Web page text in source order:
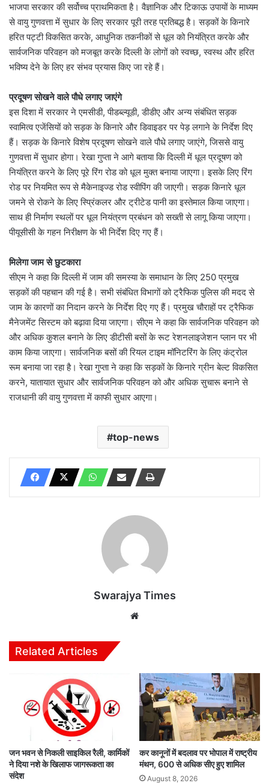
भाजपा सरकार की सर्वोच्च प्राथमिकता है। वैज्ञानिक और टिकाऊ उपायों के माध्यम
से वायु गुणवत्ता में सुधार के लिए सरकार पूरी तरह प्रतिबद्ध है। सड़कों के किनारे
हरित पट्टी विकसित करके, आधुनिक तकनीकों से धूल को नियंत्रित करके और
सार्वजनिक परिवहन को मजबूत करके दिल्ली के लोगों को स्वच्छ, स्वस्थ और हरित
भविष्य देने के लिए हर संभव प्रयास किए जा रहे हैं।
प्रदूषण सोखने वाले पौधे लगाए जाएंगे
इस दिशा में सरकार ने एमसीडी, पीडब्ल्यूडी, डीडीए और अन्य संबंधित सड़क
स्वामित्व एजेंसियों को सड़क के किनारे और डिवाइडर पर पेड़ लगाने के निर्देश दिए
हैं। सड़क के किनारे विशेष प्रदूषण सोखने वाले पौधे लगाए जाएंगे, जिससे वायु
गुणवत्ता में सुधार होगा। रेखा गुप्ता ने आगे बताया कि दिल्ली में धूल प्रदूषण को
नियंत्रित करने के लिए पूरे रिंग रोड को धूल मुक्त बनाया जाएगा। इसके लिए रिंग
रोड पर नियमित रूप से मैकेनाइज्ड रोड स्वीपिंग की जाएगी। सड़क किनारे धूल
जमने से रोकने के लिए स्प्रिंकलर और ट्रीटेड पानी का इस्तेमाल किया जाएगा।
साथ ही निर्माण स्थलों पर धूल नियंत्रण प्रबंधन को सख्ती से लागू किया जाएगा।
पीयूसीसी के गहन निरीक्षण के भी निर्देश दिए गए हैं।
मिलेगा जाम से छुटकारा
सीएम ने कहा कि दिल्ली में जाम की समस्या के समाधान के लिए 250 प्रमुख
सड़कों की पहचान की गई है। सभी संबंधित विभागों को ट्रैफिक पुलिस की मदद से
जाम के कारणों का निदान करने के निर्देश दिए गए हैं। प्रमुख चौराहों पर ट्रैफिक
मैनेजमेंट सिस्टम को बढ़ावा दिया जाएगा। सीएम ने कहा कि सार्वजनिक परिवहन को
और अधिक कुशल बनाने के लिए डीटीसी बसों के रूट रेशनलाइजेशन प्लान पर भी
काम किया जाएगा। सार्वजनिक बसों की रियल टाइम मॉनिटरिंग के लिए कंट्रोल
रूम बनाया जा रहा है। रेखा गुप्ता ने कहा कि सड़कों के किनारे ग्रीन बेल्ट विकसित
करने, यातायात सुधार और सार्वजनिक परिवहन को और अधिक सुचारू बनाने से
राजधानी की वायु गुणवत्ता में काफी सुधार आएगा।
top-news
Swarajya Times
Related Articles
जन भवन से निकली साइकिल रैली, कार्मिकों
ने दिया नशे के खिलाफ जागरूकता का
संदेश
कर कानूनों में बदलाव पर भोपाल में राष्ट्रीय
मंथन, 600 से अधिक सीए हुए शामिल
August 8, 2026